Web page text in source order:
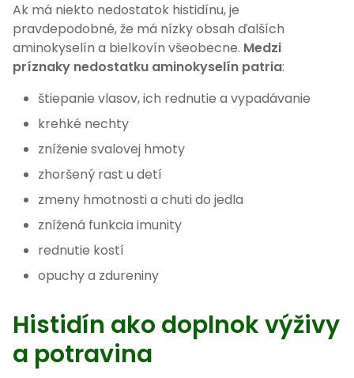
Ak má niekto nedostatok histidínu, je
pravdepodobné, že má nízky obsah ďalších
aminokyselín a bielkovín všeobecne. Medzi
príznaky nedostatku aminokyselín patria:
štiepanie vlasov, ich rednutie a vypadávanie
krehké nechty
zníženie svalovej hmoty
zhoršený rast u detí
zmeny hmotnosti a chuti do jedla
znížená funkcia imunity
rednutie kostí
opuchy a zdureniny
Histidín ako doplnok výživy
a potravina